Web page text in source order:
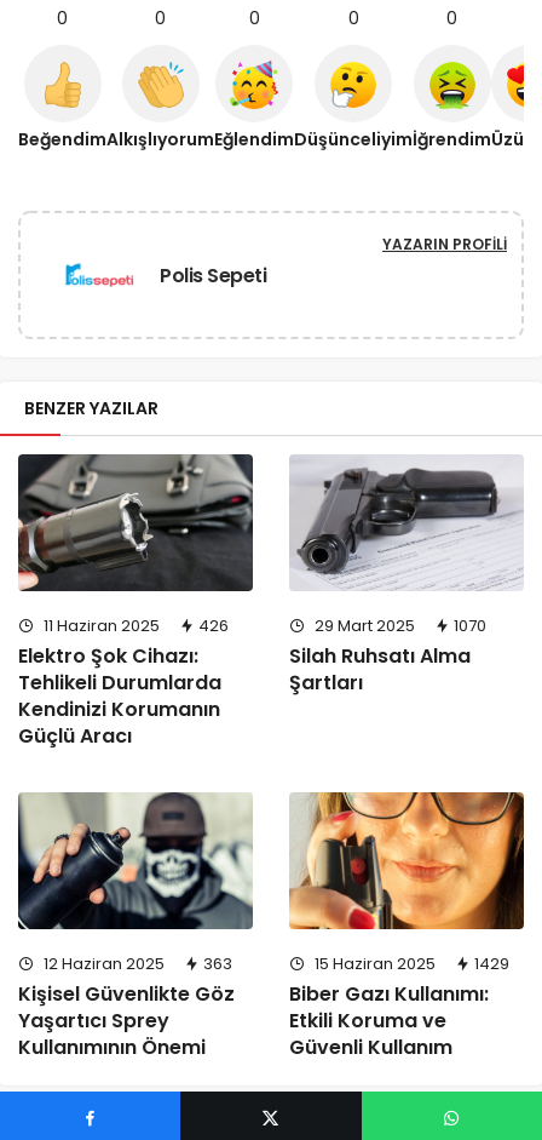
0
Beğendim
0
Alkışlıyorum
0
Eğlendim
0
Düşünceliyim
0
İğrendim
Polis Sepeti
YAZARIN PROFILI
BENZER YAZILAR
11 Haziran 2025 426
Elektro Şok Cihazı:
Tehlikeli Durumlarda
Kendinizi Korumanın
Güçlü Aracı
29 Mart 2025 1070
Silah Ruhsatı Alma
Şartları
12 Haziran 2025 363
Kişisel Güvenlikte Göz
Yaşartıcı Sprey
Kullanımının Önemi
15 Haziran 2025 1429
Biber Gazı Kullanımı:
Etkili Koruma ve
Güvenli Kullanım